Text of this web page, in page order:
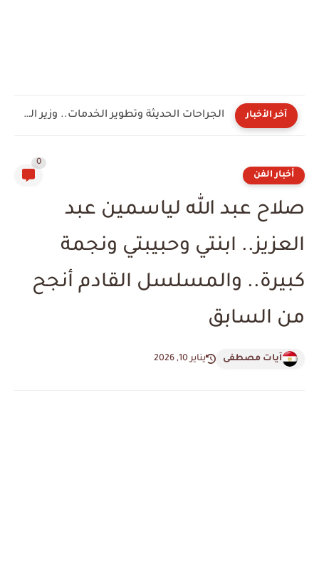
آخر الأخبار ورود الرشيدي تقدم 5 نصائح ذهبية للموضة والجمال
أخبار الفن
0
صلاح عبد الله لياسمين عبد
العزيز.. ابنتي وحبيبتي ونجمة
كبيرة.. والمسلسل القادم أنجح
من السابق
آيات مصطفى يناير 10, 2026